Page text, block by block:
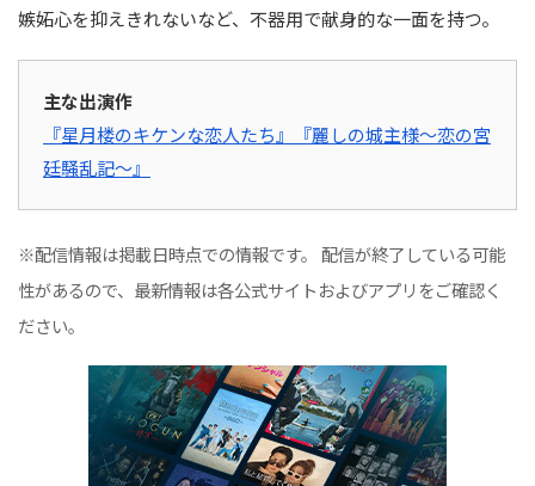
嫉妬心を抑えきれないなど、不器用で献身的な一面を持つ。
主な出演作
『星月楼のキケンな恋人たち』
『麗しの城主様～恋の宮
廷騒乱記～』
※配信情報は掲載日時点での情報です。 配信が終了している可能
性があるので、最新情報は各公式サイトおよびアプリをご確認く
ださい。